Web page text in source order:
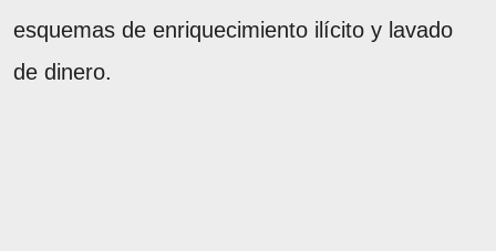
esquemas de enriquecimiento ilícito y lavado
de dinero.